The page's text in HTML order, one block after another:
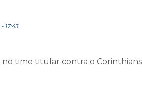
17:43
time titular contra o